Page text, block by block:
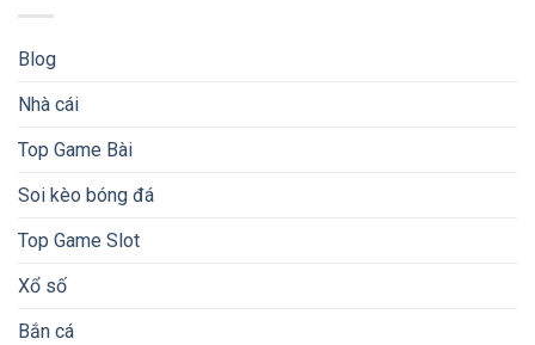
Blog
Nhà cái
Top Game Bài
Soi kèo bóng đá
Top Game Slot
Xổ số
Bắn cá